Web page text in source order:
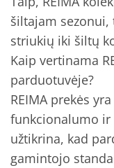
šiltajam sezonui,
striukių iki šiltų
Kaip vertinama
parduotuvėje?
REIMA prekės
funkcionalumo
užtikrina, kad
gamintojo